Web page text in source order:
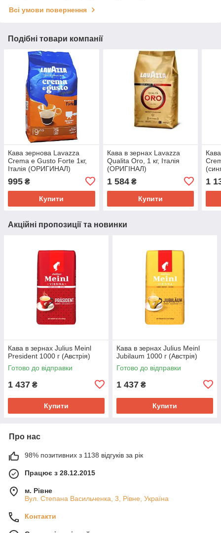
Всі умови повернення
Подібні товари компанії
Кава зернова Lavazza
Crema e Gusto Forte 1кг,
Італія (ОРИГИНАЛ)
995 ₴
Купити
Кава в зернах Lavazza
Qualita Ого, 1 кг, Італія
(ОРИГІНАЛ)
1 584₴
Купити
1
Акційні пропозиції та новинки
Кава в зернах Julius Meinl
President 1000 г (Австрія)
Готово до відправки
1 437 ₴
Купити
Кава в зернах Julius Meinl
Jubilaum 1000 г (Австрія)
Готово до відправки
1 437 ₴
Купити
Про нас
98% позитивних з 1138 відгуків за рік
Працює з 28.12.2015
м. Рівне
Вул. Степана Васильченка, 3, Рівне, Україна
Контакти